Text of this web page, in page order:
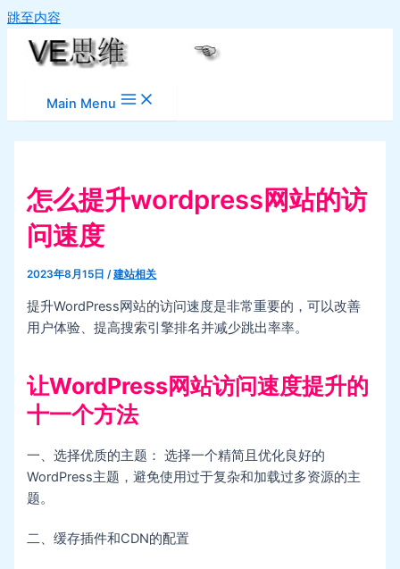
跳至内容
Main Menu
怎么提升wordpress网站的访
问速度
2023年8月15日/建站相关
提升WordPress网站的访问速度是非常重要的，可以改善
用户体验、提高搜索引擎排名并减少跳出率率。
让WordPress网站访问速度提升的
十一个方法
一、选择优质的主题： 选择一个精简且优化良好的
WordPress主题，避免使用过于复杂和加载过多资源的主
题。
二、缓存插件和CDN的配置